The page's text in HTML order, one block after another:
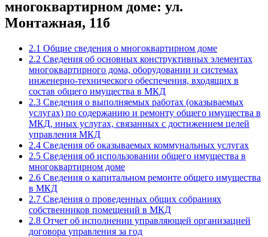
многоквартирном доме: ул.
Монтажная, 11б
2.1 Общие сведения о многоквартирном доме
2.2 Сведения об основных конструктивных элементах
многоквартирного дома, оборудовании и системах
инженерно-технического обеспечения, входящих в
состав общего имущества в МКД
2.3 Сведения о выполняемых работах (оказываемых
услугах) по содержанию и ремонту общего имущества в
МКД, иных услугах, связанных с достижением целей
управления МКД
2.4 Сведения об оказываемых коммунальных услугах
2.5 Сведения об использовании общего имущества в
многоквартирном доме
2.6 Сведения о капитальном ремонте общего имущества
в МКД
2.7 Сведения о проведенных общих собраниях
собственников помещений в МКД
2.8 Отчет об исполнении управляющей организацией
договора управления за год